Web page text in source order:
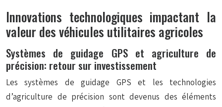
Innovations technologiques impactant la
valeur des véhicules utilitaires agricoles
Systèmes de guidage GPS et agriculture de
précision: retour sur investissement
Les systèmes de guidage GPS et les technologies
d’agriculture de précision sont devenus des éléments